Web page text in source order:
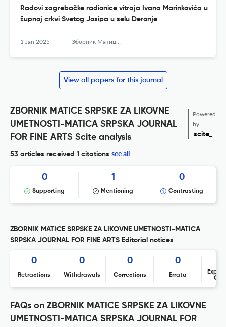
Radovi zagrebačke radionice vitraja Ivana Marinkovića u
župnoj crkvi Svetog Josipa u selu Deronje
1 Jan 2025 Зборник Матице српске за ликовне уметности
View all papers for this journal
ZBORNIK MATICE SRPSKE ZA LIKOVNE
UMETNOSTI-MATICA SRPSKA JOURNAL
FOR FINE ARTS Scite analysis
Powered
by
scite_
53 articles received 1 citations see all
0
Supporting
1
Mentioning
0
Contrasting
ZBORNIK MATICE SRPSKE ZA LIKOVNE UMETNOSTI-MATICA
SRPSKA JOURNAL FOR FINE ARTS Editorial notices
0
Retractions
0
Withdrawals
0
Corrections
0
Errata
FAQs on ZBORNIK MATICE SRPSKE ZA LIKOVNE
UMETNOSTI-MATICA SRPSKA JOURNAL FOR